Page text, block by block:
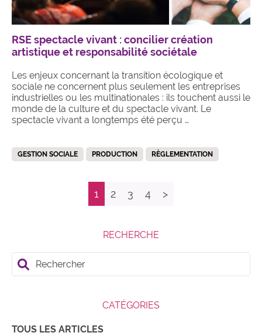
RECHERCHE
Rechercher
CATÉGORIES
TOUS LES ARTICLES
RSE spectacle vivant : concilier création
artistique et responsabilité sociétale
Les enjeux concernant la transition écologique et
sociale ne concernent plus seulement les entreprises
industrielles ou les multinationales : ils touchent aussi le
monde de la culture et du spectacle vivant. Le
spectacle vivant a longtemps été perçu …
GESTION SOCIALE PRODUCTION RÈGLEMENTATION
1 2 3 4 >